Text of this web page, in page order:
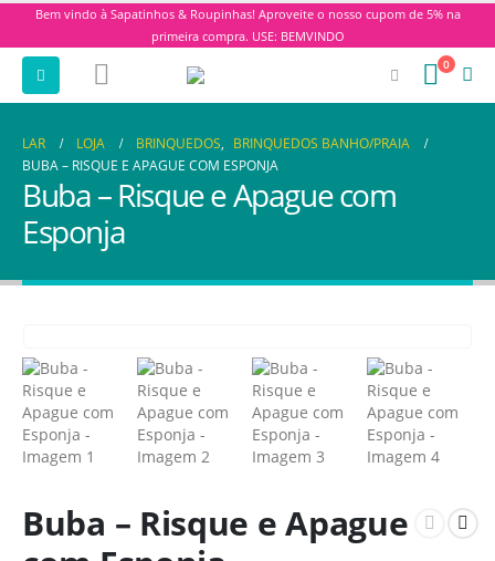
Bem vindo à Sapatinhos & Roupinhas! Aproveite o nosso cupom de 5% na
primeira compra. USE: BEMVINDO
0
LAR LOJA BRINQUEDOS, BRINQUEDOS BANHO/PRAIA
BUBA – RISQUE E APAGUE COM ESPONJA
Buba – Risque e Apague com
Esponja
Buba – Risque e Apague